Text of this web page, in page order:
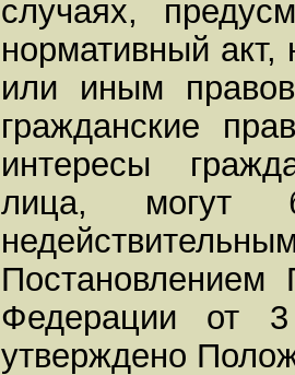
случаях,
нормативный акт,
или иным
гражданские
интересы
лица, могут
Постановлением
Федерации от
утверждено